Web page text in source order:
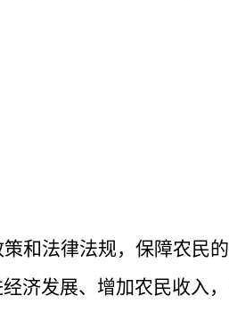
和法律法规，保障农民
济发展、增加农民收入